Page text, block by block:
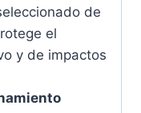
de
el
y de impactos